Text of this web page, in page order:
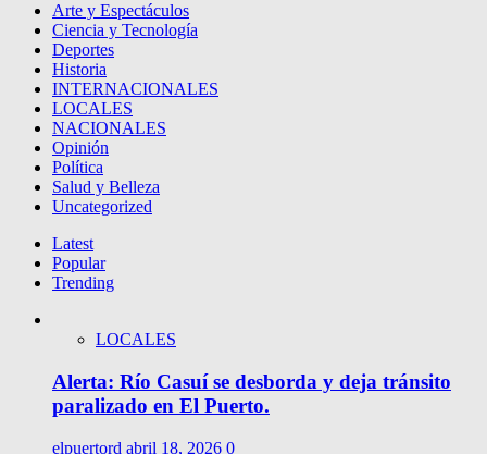
Arte y Espectáculos
Ciencia y Tecnología
Deportes
Historia
INTERNACIONALES
LOCALES
NACIONALES
Opinión
Política
Salud y Belleza
Uncategorized
Latest
Popular
Trending
LOCALES
Alerta: Río Casuí se desborda y deja tránsito
paralizado en El Puerto.
elpuertord abril 18, 2026 0